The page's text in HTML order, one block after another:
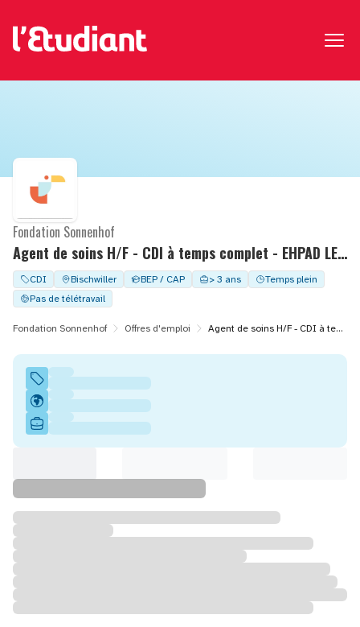
Agent de soins H/F - CDI à temps complet - EHPAD LE DIACONAT
Fondation Sonnenhof
CDI Bischwiller BEP / CAP > 3 ans
Temps plein
Pas de télétravail
Fondation Sonnenhof Offres d'emploi Agent de soins H/F - CDI à temps complet - EHPAD LE DIACONAT